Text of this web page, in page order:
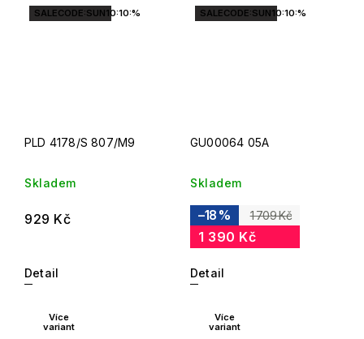
SALECODE:SUN10:10:%
PLD 4178/S 807/M9
Skladem
929 Kč
Detail
SALECODE:SUN10:10:%
GU00064 05A
Skladem
1 709 Kč
–18 %
1 390 Kč
Detail
Více
variant
Více
variant